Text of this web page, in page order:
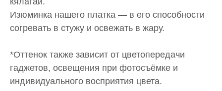
Изюминка нашего платка — в его способности
согревать в стужу и освежать в жару.
*Оттенок также зависит от цветопередачи
гаджетов, освещения при фотосъёмке и
индивидуального восприятия цвета.